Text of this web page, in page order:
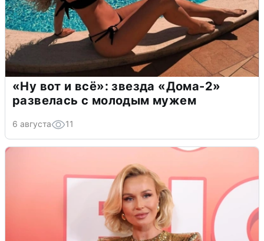
«Ну вот и всё»: звезда «Дома-2»
развелась с молодым мужем
6 августа 11